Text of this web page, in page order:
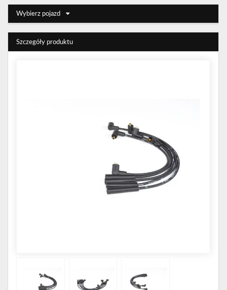
Wybierz pojazd
Szczegóły produktu